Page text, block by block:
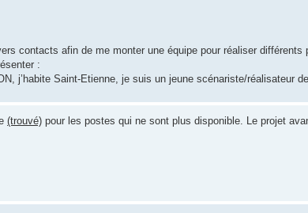
contacts afin de me monter une équipe pour réaliser différents
:
j’habite Saint-Etienne, je suis un jeune scénariste/réalisateur
(trouvé) pour les postes qui ne sont plus disponible. Le projet